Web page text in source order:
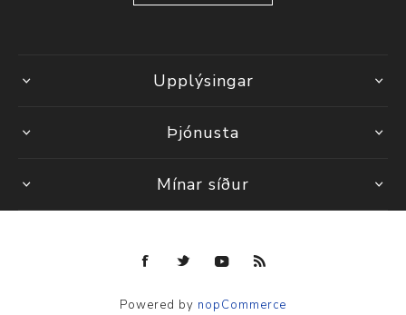
Upplýsingar
Þjónusta
Mínar síður
Powered by nopCommerce